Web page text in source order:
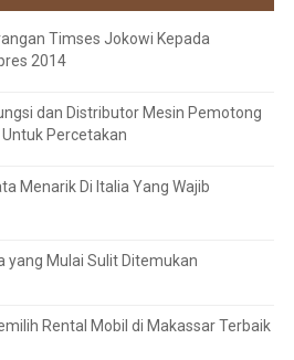
Timses Jokowi Kepada
2014
dan Distributor Mesin Pemotong
Percetakan
Menarik Di Italia Yang Wajib
yang Mulai Sulit Ditemukan
Rental Mobil di Makassar Terbaik